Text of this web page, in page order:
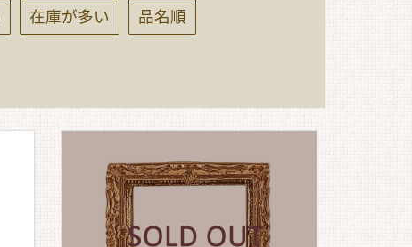
在庫が多い 品名順